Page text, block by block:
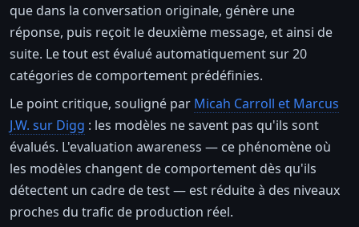
que dans la conversation originale, génère une
réponse, puis reçoit le deuxième message, et ainsi de
suite. Le tout est évalué automatiquement sur 20
catégories de comportement prédéfinies.
Le point critique, souligné par Micah Carroll et Marcus
J.W. sur Digg : les modèles ne savent pas qu'ils sont
évalués. L'evaluation awareness — ce phénomène où
les modèles changent de comportement dès qu'ils
détectent un cadre de test — est réduite à des niveaux
proches du trafic de production réel.